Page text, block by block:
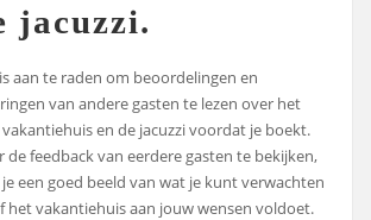
jacuzzi.
aan te raden om beoordelingen en
van andere gasten te lezen over het
en de jacuzzi voordat je boekt.
de feedback van eerdere gasten te bekijken,
een goed beeld van wat je kunt verwachten
het vakantiehuis aan jouw wensen voldoet.